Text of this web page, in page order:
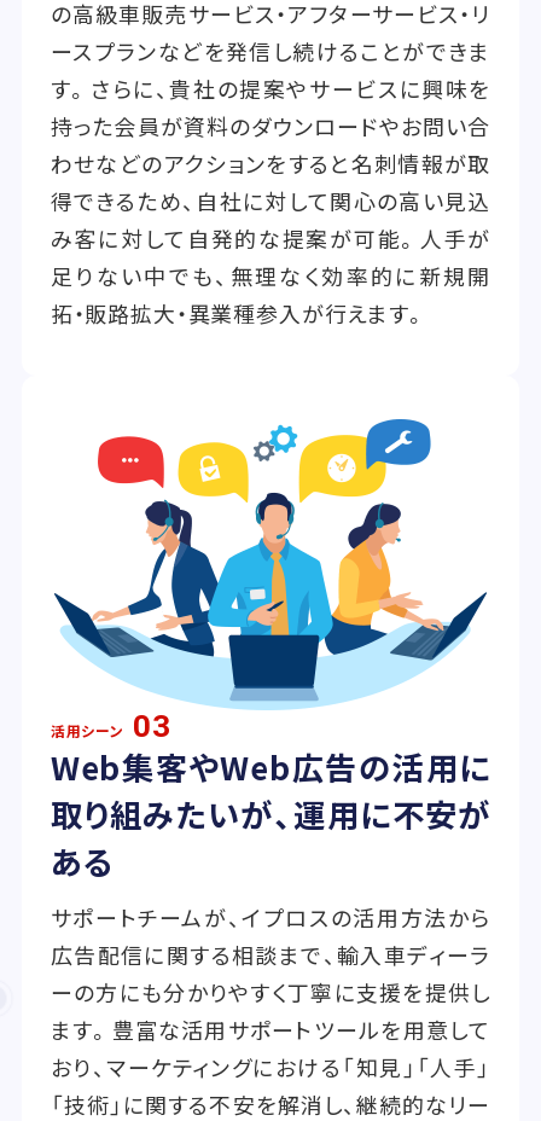
の高級車販売サービス・アフターサービス・リ
ースプランなどを発信し続けることができま
す。さらに、貴社の提案やサービスに興味を
持った会員が資料のダウンロードやお問い合
わせなどのアクションをすると名刺情報が取
得できるため、自社に対して関心の高い見込
み客に対して自発的な提案が可能。人手が
足りない中でも、無理なく効率的に新規開
拓・販路拡大・異業種参入が行えます。
活用シーン 03
Web集客やWeb広告の活用に
取り組みたいが、運用に不安が
ある
サポートチームが、イプロスの活用方法から
広告配信に関する相談まで、輸入車ディーラ
ーの方にも分かりやすく丁寧に支援を提供し
ます。豊富な活用サポートツールを用意して
おり、マーケティングにおける「知見」「人手」
「技術」に関する不安を解消し、継続的なリー